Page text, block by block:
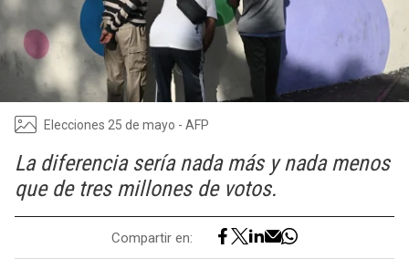
Elecciones 25 de mayo - AFP
La diferencia sería nada más y nada menos
que de tres millones de votos.
Compartir en: